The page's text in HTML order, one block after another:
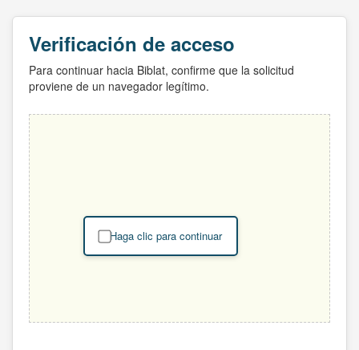
Verificación de acceso
Para continuar hacia Biblat, confirme que la solicitud
proviene de un navegador legítimo.
Haga clic para continuar